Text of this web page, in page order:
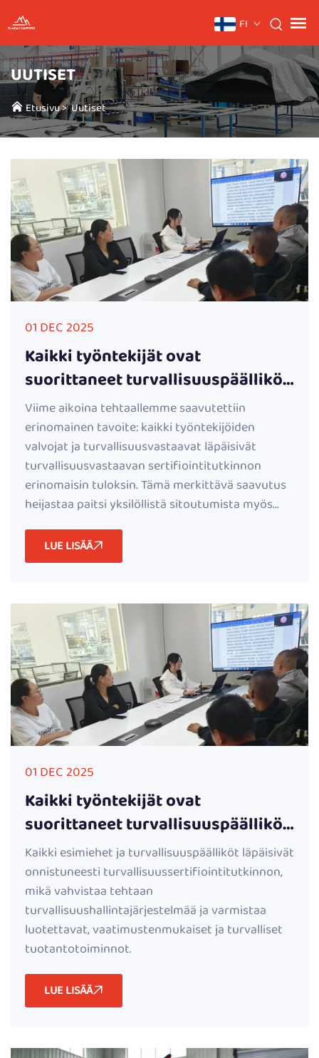
FI
UUTISET
Etusivu>Uutiset
01 DEC 2025
Kaikki työntekijät ovat
suorittaneet turvallisuuspäällikön
sertifiointikurssin | Tehtaalla
vahvistetaan
turvallisuushallintajärjestelmää
Viime aikoina tehtaallemme saavutettiin
erinomainen tavoite: kaikki työntekijöiden
valvojat ja turvallisuusvastaavat läpäisivät
turvallisuusvastaavan sertifiointitutkinnon
erinomaisin tuloksin. Tämä merkittävä saavutus
heijastaa paitsi yksilöllistä sitoutumista myös...
LUE LISÄÄ
01 DEC 2025
Kaikki työntekijät ovat
suorittaneet turvallisuuspäällikön
sertifiointikurssin | Tehtaalla
vahvistetaan
turvallisuushallintajärjestelmää
Kaikki esimiehet ja turvallisuuspäälliköt läpäisivät
onnistuneesti turvallisuussertifiointitutkinnon,
mikä vahvistaa tehtaan
turvallisuushallintajärjestelmää ja varmistaa
luotettavat, vaatimustenmukaiset ja turvalliset
tuotantotoiminnot.
LUE LISÄÄ